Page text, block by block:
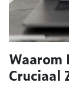
Waarom
Cruciaal